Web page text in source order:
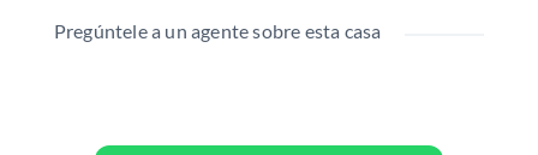
Pregúntele a un agente sobre esta casa